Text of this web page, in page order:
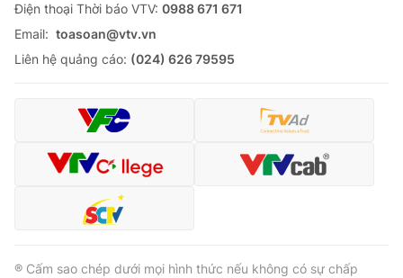
Nguyễn Trọng Ninh
Tổng đài VTV:024.38 355 931 - 024.38 355 932
Ðiện thoại Thời báo VTV:024.66 897 897
Liên hệ quảng cáo:
Ðiện thoại Thời báo VTV: 0988 671 671
Email: toasoan@vtv.vn
Liên hệ quảng cáo: (024) 626 79595
® Cấm sao chép dưới mọi hình thức nếu không có sự chấp